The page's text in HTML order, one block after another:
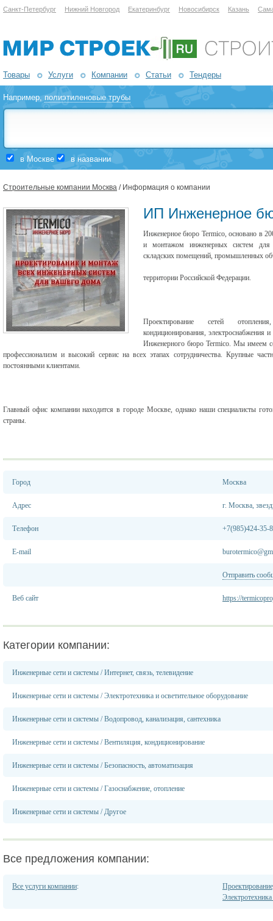
Санкт-Петербург Нижний Новгород Екатеринбург Новосибирск Казань
Товары Услуги Компании Статьи Тендеры
Например,полиэтиленовые трубы
в Москве в названии
Строительные компании Москва / Информация о компании
ИП Инженерное
Инженерное бюро Termico, основано в
и монтажом инженерных систем для
складских помещений, промышленных
территории Российской Федерации.
Проектирование сетей
кондиционирования, электроснабжения
Инженерного бюро Termico. Мы имеем
профессионализм и высокий сервис на всех этапах сотрудничества. Крупные
постоянными клиентами.
Главный офис компании находится в городе Москве, однако наши специалисты
страны.
Город Москва
Адрес г. Москва,
Телефон +7(985)424-35-
E-mail
Отправить
Веб сайт https://
Категории компании:
Инженерные сети и системы /Интернет, связь, телевидение
Инженерные сети и системы /Электротехника и осветительное оборудование
Инженерные сети и системы /Водопровод, канализация, сантехника
Инженерные сети и системы /Вентиляция, кондиционирование
Инженерные сети и системы /Безопасность, автоматизация
Инженерные сети и системы /Газоснабжение, отопление
Инженерные сети и системы /Другое
Все предложения компании:
Все услуги компании: